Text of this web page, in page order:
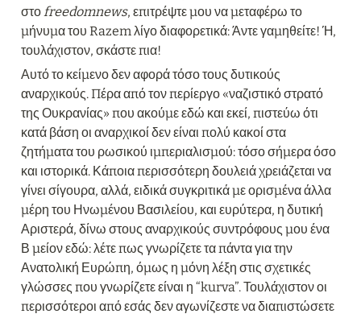
στο freedomnews, επιτρέψτε μου να μεταφέρω το
μήνυμα του Razem λίγο διαφορετικά: Άντε γαμηθείτε! Ή,
τουλάχιστον, σκάστε πια!
Αυτό το κείμενο δεν αφορά τόσο τους δυτικούς
αναρχικούς. Πέρα από τον περίεργο «ναζιστικό στρατό
της Ουκρανίας» που ακούμε εδώ και εκεί, πιστεύω ότι
κατά βάση οι αναρχικοί δεν είναι πολύ κακοί στα
ζητήματα του ρωσικού ιμπεριαλισμού: τόσο σήμερα όσο
και ιστορικά. Κάποια περισσότερη δουλειά χρειάζεται να
γίνει σίγουρα, αλλά, ειδικά συγκριτικά με ορισμένα άλλα
μέρη του Ηνωμένου Βασιλείου, και ευρύτερα, η δυτική
Αριστερά, δίνω στους αναρχικούς συντρόφους μου ένα
Β μείον εδώ: λέτε πως γνωρίζετε τα πάντα για την
Ανατολική Ευρώπη, όμως η μόνη λέξη στις σχετικές
γλώσσες που γνωρίζετε είναι η “kurva”. Τουλάχιστον οι
περισσότεροι από εσάς δεν αγωνίζεστε να διαπιστώσετε